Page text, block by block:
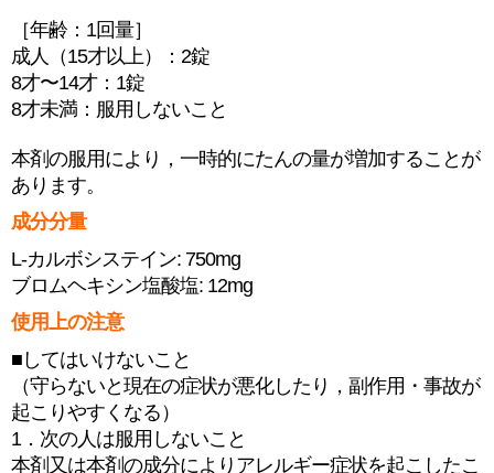
［年齢：1回量］
成人（15才以上）：2錠
8才〜14才：1錠
8才未満：服用しないこと
本剤の服用により，一時的にたんの量が増加することが
あります。
成分分量
L-カルボシステイン: 750mg
ブロムヘキシン塩酸塩: 12mg
使用上の注意
■してはいけないこと
（守らないと現在の症状が悪化したり，副作用・事故が
起こりやすくなる）
1．次の人は服用しないこと
本剤又は本剤の成分によりアレルギー症状を起こしたこ